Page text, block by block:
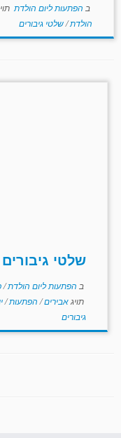
ב הפתעות ליום הולדת
הולדת/שלטי גיבורים
שלטי
ב הפתעות ליום הולדת/
תויגאבירים/ הפתעות/
גיבורים